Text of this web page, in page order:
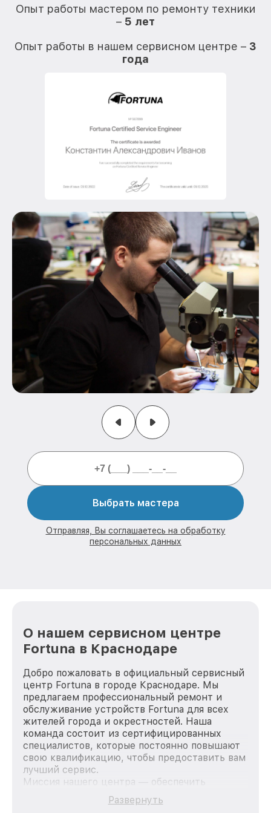
Опыт работы мастером по ремонту техники
– 5 лет
Опыт работы в нашем сервисном центре – 3
года
Выбрать мастера
Отправляя, Вы соглашаетесь на обработку
персональных данных
О нашем сервисном центре
Fortuna в Краснодаре
Добро пожаловать в официальный сервисный
центр Fortuna в городе Краснодаре. Мы
предлагаем профессиональный ремонт и
обслуживание устройств Fortuna для всех
жителей города и окрестностей. Наша
команда состоит из сертифицированных
специалистов, которые постоянно повышают
свою квалификацию, чтобы предоставить вам
лучший сервис.
Миссия нашего центра — обеспечить
качественный и доступный ремонт для
каждого пользователя продукции Fortuna, вне
Развернуть